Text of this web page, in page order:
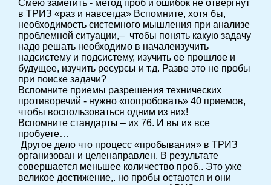
Смею заметить - метод проб и ошибок не отвергнут
в ТРИЗ «раз и навсегда» Вспомните, хотя бы,
необходимость системного мышления при анализе
проблемной ситуации,– чтобы понять какую задачу
надо решать необходимо в началеизучить
надсистему и подсистему, изучить ее прошлое и
будущее, изучить ресурсы и т.д. Разве это не пробы
при поиске задачи?
Вспомните приемы разрешения технических
противоречий - нужно «попробовать» 40 приемов,
чтобы воспользоваться одним из них!
Вспомните стандарты – их 76. И вы их все
пробуете…
Другое дело что процесс «пробывания» в ТРИЗ
организован и целенаправлен. В результате
совершается меньшее количество проб.. Это уже
великое достижение,. но пробы остаются и они